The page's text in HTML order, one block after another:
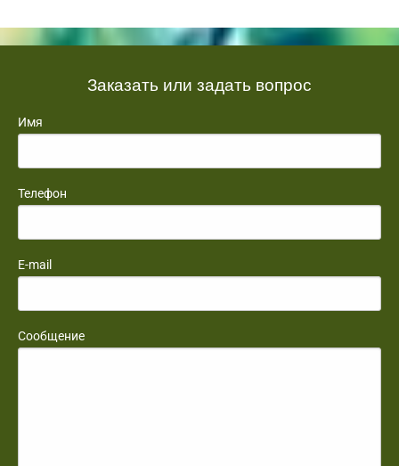
Заказать или задать вопрос
Имя
Телефон
E-mail
Сообщение